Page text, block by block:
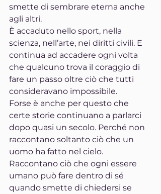
smette di sembrare eterna anche
agli altri.
È accaduto nello sport, nella
scienza, nell’arte, nei diritti civili. E
continua ad accadere ogni volta
che qualcuno trova il coraggio di
fare un passo oltre ciò che tutti
consideravano impossibile.
Forse è anche per questo che
certe storie continuano a parlarci
dopo quasi un secolo. Perché non
raccontano soltanto ciò che un
uomo ha fatto nel cielo.
Raccontano ciò che ogni essere
umano può fare dentro di sé
quando smette di chiedersi se